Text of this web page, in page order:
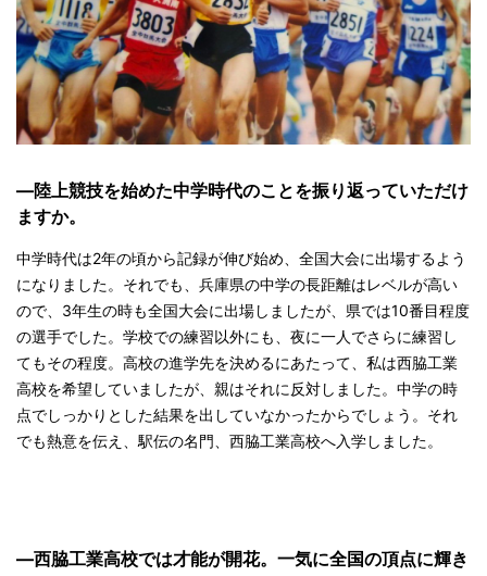
—陸上競技を始めた中学時代のことを振り返っていただけ
ますか。
中学時代は2年の頃から記録が伸び始め、全国大会に出場するよう
になりました。それでも、兵庫県の中学の長距離はレベルが高い
ので、3年生の時も全国大会に出場しましたが、県では10番目程度
の選手でした。学校での練習以外にも、夜に一人でさらに練習し
てもその程度。高校の進学先を決めるにあたって、私は西脇工業
高校を希望していましたが、親はそれに反対しました。中学の時
点でしっかりとした結果を出していなかったからでしょう。それ
でも熱意を伝え、駅伝の名門、西脇工業高校へ入学しました。
—西脇工業高校では才能が開花。一気に全国の頂点に輝き